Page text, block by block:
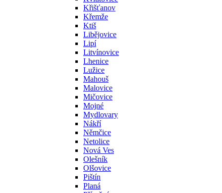
Křišťanov
Křemže
Ktiš
Libějovice
Lipí
Litvínovice
Lhenice
Lužice
Mahouš
Malovice
Mičovice
Mojné
Mydlovary
Nákří
Němčice
Netolice
Nová Ves
Olešník
Olšovice
Pištín
Planá